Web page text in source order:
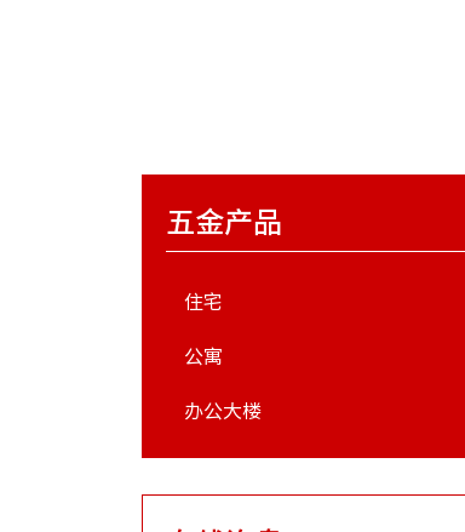
五金产品
住宅
公寓
办公大楼